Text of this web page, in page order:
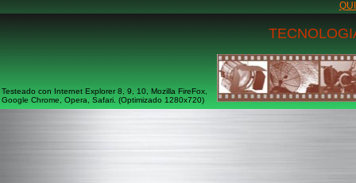
Testeado con Internet Explorer 8, 9, 10, Mozilla FireFox,
Google Chrome, Opera, Safari. (Optimizado 1280x720)